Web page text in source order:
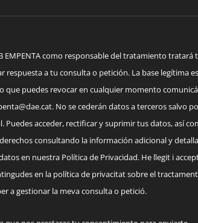
EMPENTA como responsable del tratamiento tratará
respuesta a tu consulta o petición. La base legítima
que puedes revocar en cualquier momento
. No se cederán datos a terceros salvo
Puedes acceder, rectificar y suprimir tus datos, así
consultando la información adicional y
en nuestra Política de Privacidad. He llegit i
en la política de privacitat sobre el
a gestionar la meva consulta o petició.